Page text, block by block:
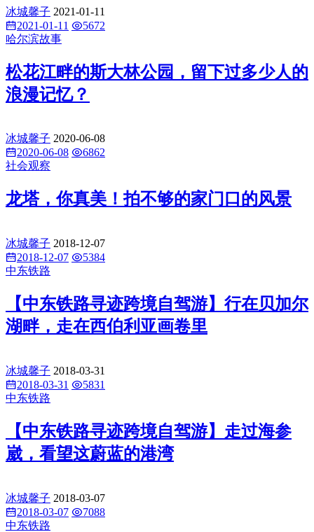
冰城馨子 2021-01-11
2021-01-11
5672
哈尔滨故事
松花江畔的斯大林公园，留下过多少人的
浪漫记忆？
冰城馨子 2020-06-08
2020-06-08
6862
社会观察
龙塔，你真美！拍不够的家门口的风景
冰城馨子 2018-12-07
2018-12-07
5384
中东铁路
【中东铁路寻迹跨境自驾游】行在贝加尔
湖畔，走在西伯利亚画卷里
冰城馨子 2018-03-31
2018-03-31
5831
中东铁路
【中东铁路寻迹跨境自驾游】走过海参
崴，看望这蔚蓝的港湾
冰城馨子 2018-03-07
2018-03-07
7088
中东铁路